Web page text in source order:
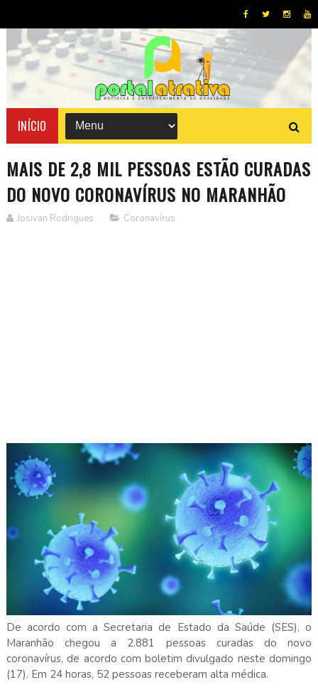
INÍCIO
MAIS DE 2,8 MIL PESSOAS ESTÃO CURADAS
DO NOVO CORONAVÍRUS NO MARANHÃO
Josivan Rodrigues Coronavírus
De acordo com a Secretaria de Estado da Saúde (SES), o
Maranhão chegou a 2.881 pessoas curadas do novo
coronavírus, de acordo com boletim divulgado neste domingo
(17). Em 24 horas, 52 pessoas receberam alta médica.